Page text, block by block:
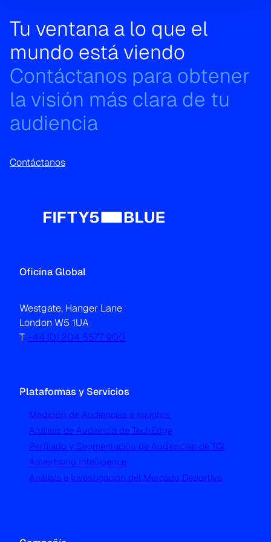
Tu ventana a lo que el
mundo está viendo
Contáctanos para obtener
la visión más clara de tu
audiencia
Contáctanos
Oficina Global
Westgate, Hanger Lane
London W5 1UA
T +44 (0) 204 5577 900
Plataformas y Servicios
Medición de Audiencias e Insights
Análisis de Audiencia de TechEdge
Perfilado y Segmentación de Audiencias de TGI
Advertising Intelligence
Análisis e Investigación del Mercado Deportivo